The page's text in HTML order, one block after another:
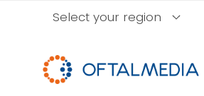
directamenteSelect your region